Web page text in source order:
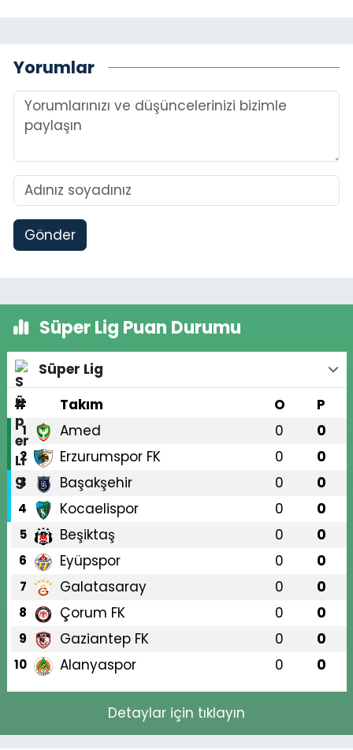
Yorumlar
Gönder
Süper Lig Puan Durumu
Süper Lig
#
Takım O P
1 Amed 0 0
2 Erzurumspor FK 0 0
3 Başakşehir 0 0
4 Kocaelispor 0 0
5 Beşiktaş 0 0
6 Eyüpspor 0 0
7 Galatasaray 0 0
8 Çorum FK 0 0
9 Gaziantep FK 0 0
10 Alanyaspor 0 0
Detaylar için tıklayın